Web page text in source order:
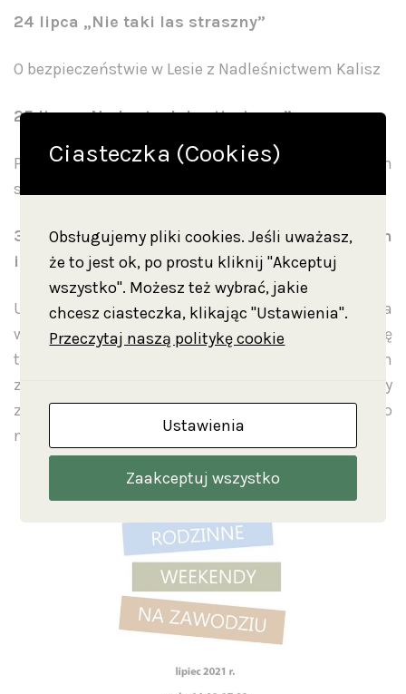
24 lipca „Nie taki las straszny”
O bezpieczeństwie w Lesie z Nadleśnictwem Kalisz
25 lipca „Na kartach bestiariuszy”
Przegląd zwierząt, bestii i potworów z dawnym
skrybą
31 – 1 sierpnia „Łaskawe ziele” – czyli o ziołach
i ukrytej w nich mocy
Uczestnikom zostaną zaprezentowane zioła
wykorzystywane w średniowieczu. Dowiedzą się
także o właściwościach magicznych i leczniczych
ziół. Podczas zajęć odpowiemy na pytanie jakie były
zasady zbioru ziół i w jaki sposób sporządzano
nalewki, napary czy trucizny.
Ciasteczka (Cookies)
Obsługujemy pliki cookies. Jeśli uważasz,
że to jest ok, po prostu kliknij "Akceptuj
wszystko". Możesz też wybrać, jakie
chcesz ciasteczka, klikając "Ustawienia".
Przeczytaj naszą politykę cookie
Ustawienia
Zaakceptuj wszystko